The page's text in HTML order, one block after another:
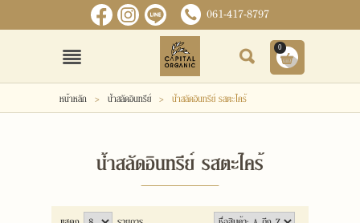
สมัครสมาชิก
ข่าวสารและกิจกรรม
061-417-8797
0
หน้าหลัก > น้ำสลัดอินทรีย์ > น้ำสลัดอินทรีย์ รสตะไคร้
น้ำสลัดอินทรีย์ รสตะไคร้